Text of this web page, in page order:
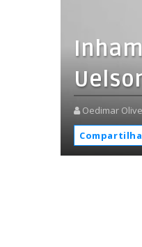
Oedimar